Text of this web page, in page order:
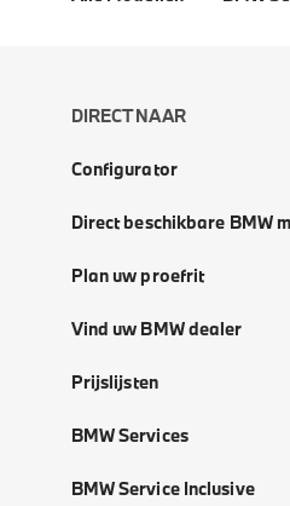
DIRECT NAAR
Configurator
Direct beschikbare BMW
Plan uw proefrit
Vind uw BMW dealer
Prijslijsten
BMW Services
BMW Service Inclusive